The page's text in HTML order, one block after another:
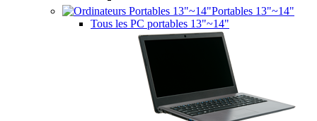
Portables 13"~14"
Tous les PC portables 13"~14"